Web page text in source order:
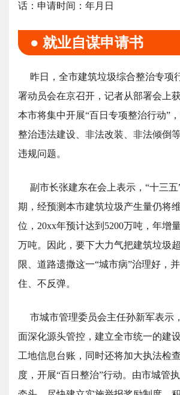
话：申请时间：年月日
● 就业自谋申请书
昨日，全市建筑垃圾综合整治专项
署动员会在京召开，记者从部署会上获
本市将集中开展“百日专项整治行动”
整治违法建设、非法改装、非法倾倒
违规问题。
副市长张建东在会上表示，“十三五
期，经预测本市建筑垃圾产生量仍将
位，20xx年预计达到5200万吨，年增
万吨。因此，要下大力气把建筑垃圾
限、道路遗撒这一“城市病”治理好，
住、不反弹。
市城市管理委员会主任孙新军表示
面深化源头管控，建立全市统一的建
工地信息台账，同时还将加大执法检
度，开展“百日整治”行动。由市城管